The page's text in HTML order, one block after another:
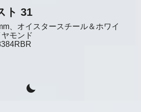
ト 31
、オイスタースチール＆ホワイ
モンド